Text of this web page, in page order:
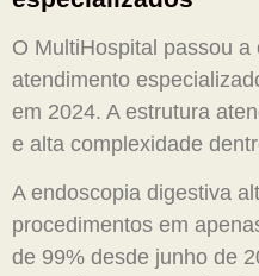
O MultiHospital passou
atendimento
em 2024. A estrutura
e alta complexidade
A endoscopia digestiva
procedimentos em
de 99% desde junho de